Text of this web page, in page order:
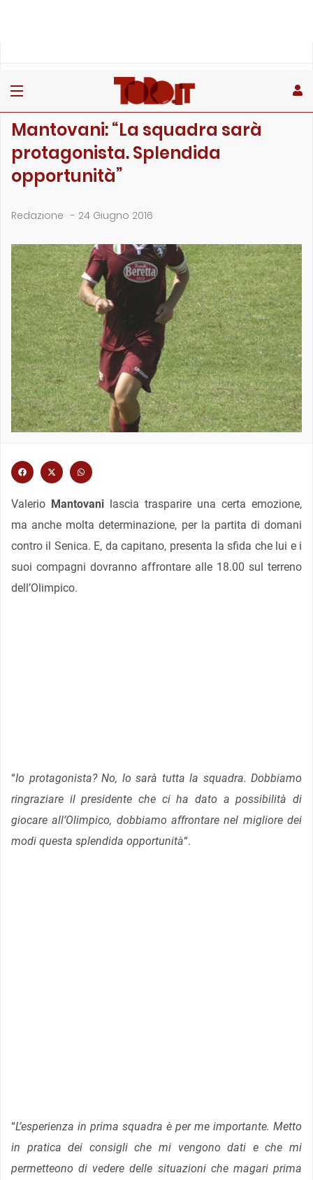
Mantovani: “La squadra sarà
protagonista. Splendida
opportunità”
Redazione - 24 Giugno 2016
Valerio Mantovani lascia trasparire una certa emozione,
ma anche molta determinazione, per la partita di domani
contro il Senica. E, da capitano, presenta la sfida che lui e i
suoi compagni dovranno affrontare alle 18.00 sul terreno
dell’Olimpico.
“Io protagonista? No, lo sarà tutta la squadra. Dobbiamo
ringraziare il presidente che ci ha dato a possibilità di
giocare all’Olimpico, dobbiamo affrontare nel migliore dei
modi questa splendida opportunità“.
“L’esperienza in prima squadra è per me importante. Metto
in pratica dei consigli che mi vengono dati e che mi
permetteono di vedere delle situazioni che magari prima